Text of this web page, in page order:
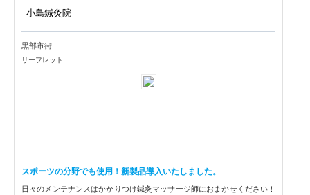
小島鍼灸院
黒部市街
リーフレット
スポーツの分野でも使用！新製品導入いたしました。
日々のメンテナンスはかかりつけ鍼灸マッサージ師におまかせください！